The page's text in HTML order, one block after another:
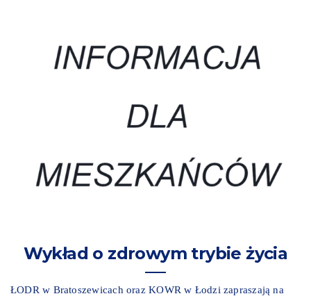
Wykład o zdrowym trybie życia
ŁODR w Bratoszewicach oraz KOWR w Łodzi zapraszają na